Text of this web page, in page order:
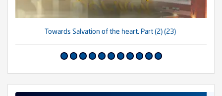
(23) Towards Salvation of the heart. Part (2)